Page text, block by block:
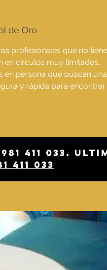
de Oro
profesionales que no
en círculos muy limitados.
en persona que buscan una
y rápida para encontrar
411 033.
411 033